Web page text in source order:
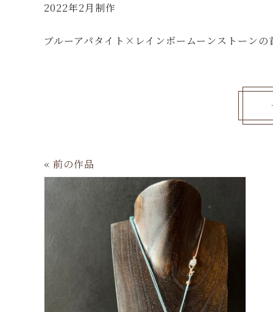
2022年2月制作
ブルーアパタイト×レインボームーンストーンの
« 前の作品